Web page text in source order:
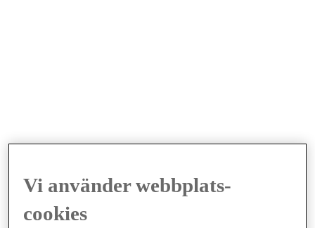
Vi använder webbplats-
cookies